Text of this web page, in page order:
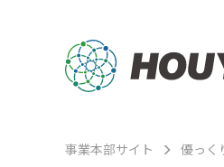
事業本部サイト 優っく